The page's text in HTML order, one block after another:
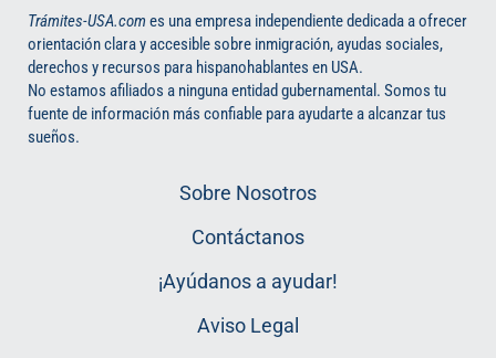
Trámites-USA.comes una empresa independiente dedicada a ofrecer
orientación clara y accesible sobre inmigración, ayudas sociales,
derechos y recursos para hispanohablantes en USA.
No estamos afiliados a ninguna entidad gubernamental. Somos tu
fuente de información más confiable para ayudarte a alcanzar tus
sueños.
Sobre Nosotros
Contáctanos
¡Ayúdanos a ayudar!
Aviso Legal